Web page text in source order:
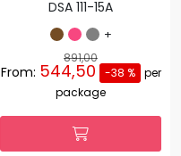
DSA 111-15A
+
891,00
From: 544,50 -38 %
per
package